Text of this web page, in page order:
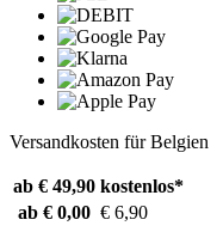
Versandkosten für Belgien
ab € 49,90 kostenlos*
ab € 0,00 € 6,90